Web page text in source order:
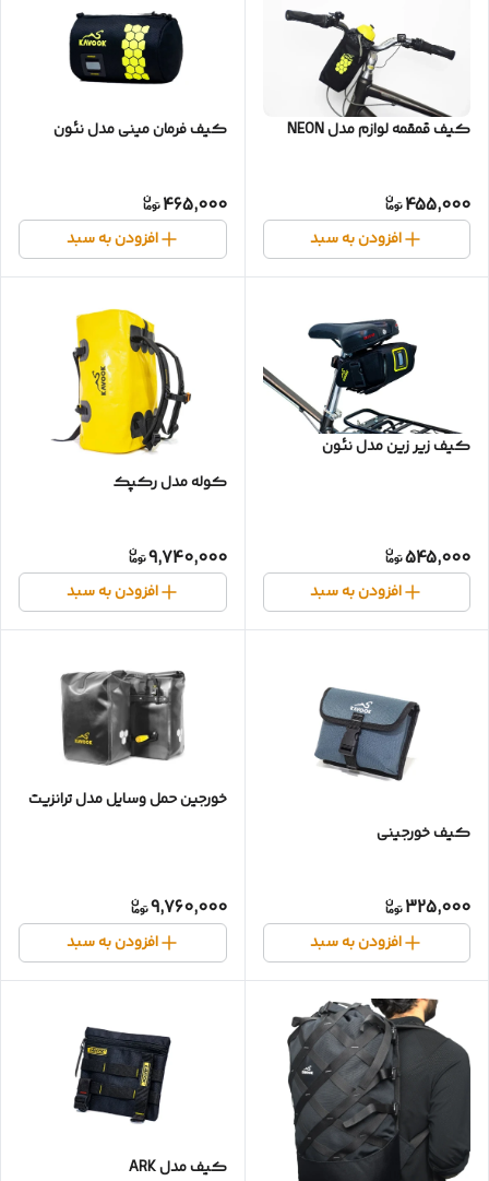
کیف قمقمه لوازم مدل NEON
455,000
افزودن به سبد
کیف فرمان مینی مدل نئون
465,000
افزودن به سبد
کیف زیر زین مدل نئون
545,000
افزودن به سبد
کوله مدل رکپک
9,740,000
افزودن به سبد
کیف خورجینی
325,000
افزودن به سبد
خورجین حمل وسایل مدل ترانزیت
9,760,000
افزودن به سبد
کیف مدل ARK